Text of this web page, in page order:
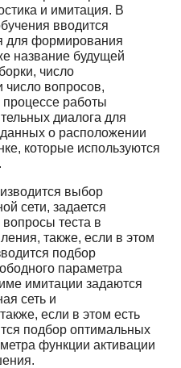
и имитация. В
вводится
для формирования
название будущей
число
число вопросов,
работы
диалога для
о расположении
которые используются
выбор
сети, задается
теста в
также, если в этом
подбор
параметра
имитации задаются
сеть и
если в этом есть
подбор оптимальных
функции активации